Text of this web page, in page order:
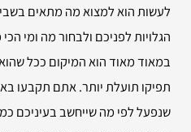
לעשות הוא למצוא מה מתאים
הגלויות לפניכם ולבחור מה ומי
במאוד מאוד הוא המיקום ככל
תפיקו תועלת יותר. אתם תקבעו
שנפעל לפי מה שייחשב בעיניכם